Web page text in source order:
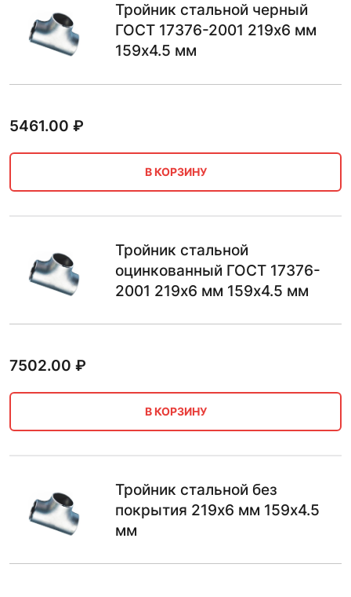
Тройник стальной черный
ГОСТ 17376-2001 219х6 мм
159х4.5 мм
5461.00 ₽
В КОРЗИНУ
Тройник стальной
оцинкованный ГОСТ 17376-
2001 219х6 мм 159х4.5 мм
7502.00 ₽
В КОРЗИНУ
Тройник стальной без
покрытия 219х6 мм 159х4.5
мм